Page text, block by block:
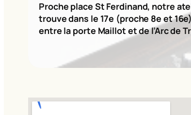
Proche place St Ferdinand, notre
trouve dans le 17e (proche 8e et
entre la porte Maillot et de l’Arc de